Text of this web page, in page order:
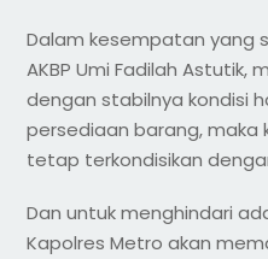
Dalam kesempatan yang
AKBP Umi Fadilah Astutik,
dengan stabilnya kondisi
persediaan barang, maka
tetap terkondisikan
Dan untuk menghindari
Kapolres Metro akan